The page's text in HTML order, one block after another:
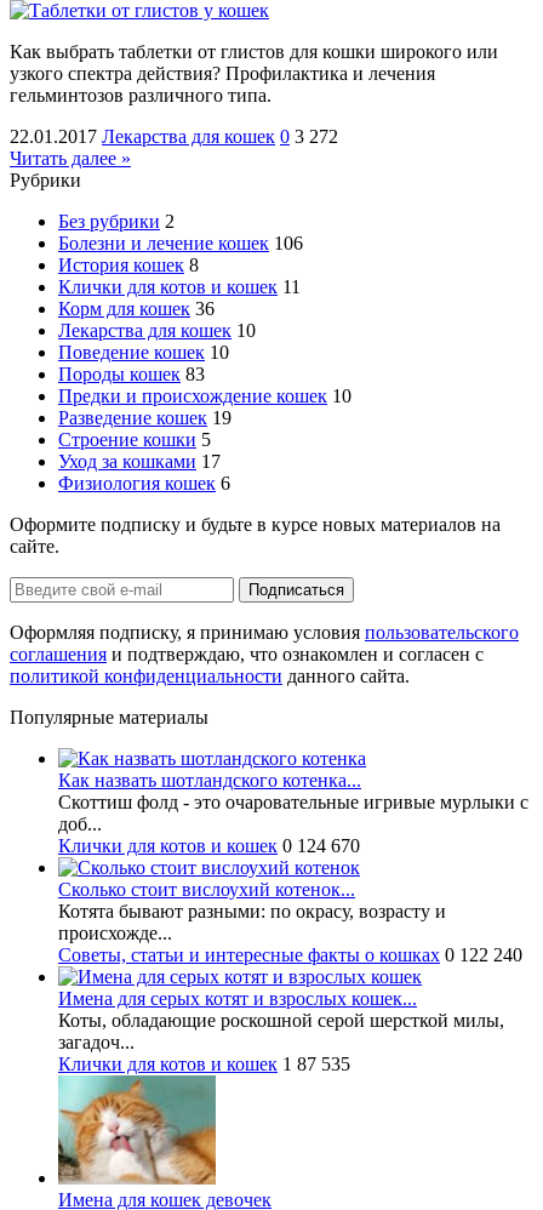
Как выбрать таблетки от глистов для кошки широкого или
узкого спектра действия? Профилактика и лечения
гельминтозов различного типа.
22.01.2017 Лекарства для кошек 0 3 272
Читать далее »
Рубрики
Без рубрики 2
Болезни и лечение кошек 106
История кошек 8
Клички для котов и кошек 11
Корм для кошек 36
Лекарства для кошек 10
Поведение кошек 10
Породы кошек 83
Предки и происхождение кошек 10
Разведение кошек 19
Строение кошки 5
Уход за кошками 17
Физиология кошек 6
Оформите подписку и будьте в курсе новых материалов на
сайте.
Оформляя подписку, я принимаю условия пользовательского
соглашения и подтверждаю, что ознакомлен и согласен с
политикой конфиденциальности данного сайта.
Популярные материалы
Как назвать шотландского котенка...
Скоттиш фолд - это очаровательные игривые мурлыки с
доб...
Клички для котов и кошек 0 124 670
Сколько стоит вислоухий котенок...
Котята бывают разными: по окрасу, возрасту и
происхожде...
Советы, статьи и интересные факты о кошках 0 122 240
Имена для серых котят и взрослых кошек...
Коты, обладающие роскошной серой шерсткой милы,
загадоч...
Клички для котов и кошек 1 87 535
Имена для кошек девочек